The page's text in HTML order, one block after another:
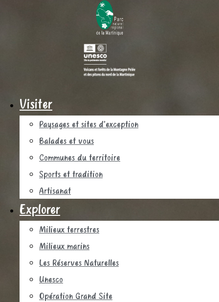
Visiter
Paysages et sites d’exception
Balades et vous
Communes du territoire
Sports et tradition
Artisanat
Explorer
Milieux terrestres
Milieux marins
Les Réserves Naturelles
Unesco
Opération Grand Site